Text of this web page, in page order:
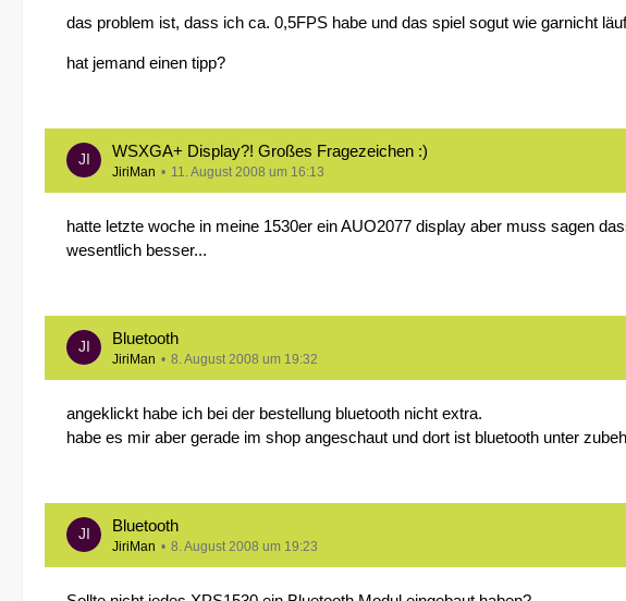
das problem ist, dass ich ca. 0,5FPS habe und das spiel sogut wie garnicht
hat jemand einen tipp?
WSXGA+ Display?! Großes Fragezeichen :)
JiriMan 11. August 2008 um 16:13
hatte letzte woche in meine 1530er ein AUO2077 display aber muss sagen
wesentlich besser...
Bluetooth
JiriMan 8. August 2008 um 19:32
angeklickt habe ich bei der bestellung bluetooth nicht extra.
habe es mir aber gerade im shop angeschaut und dort ist bluetooth unter
Bluetooth
JiriMan 8. August 2008 um 19:23